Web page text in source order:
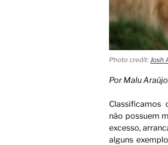
Photo credit:Josh
Por Malu
Classificamos
não possuem
excesso,
alguns